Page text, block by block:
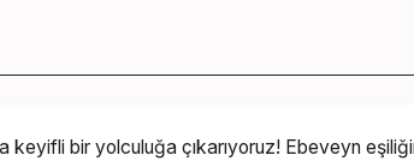
keyifli bir yolculuğa çıkarıyoruz!